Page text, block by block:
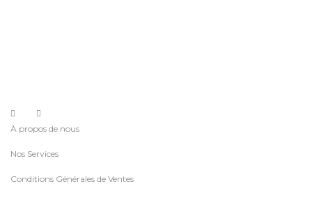
À propos de nous
Nos Services
Conditions Générales de Ventes